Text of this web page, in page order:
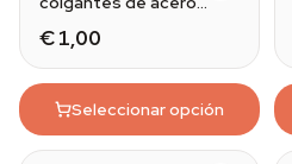
€ 1,00
Seleccionar opción